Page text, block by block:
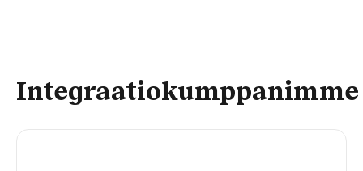
Integraatiokumppanimme